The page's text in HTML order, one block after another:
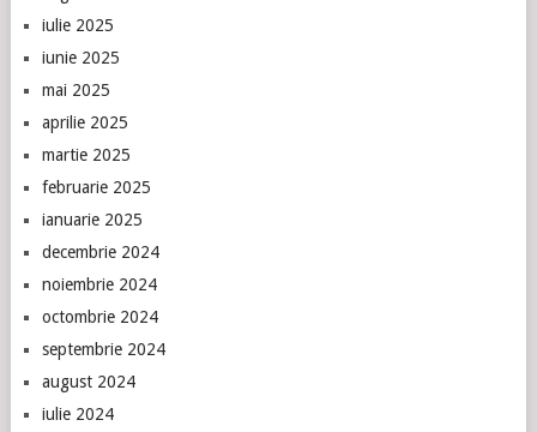
iulie 2025
iunie 2025
mai 2025
aprilie 2025
martie 2025
februarie 2025
ianuarie 2025
decembrie 2024
noiembrie 2024
octombrie 2024
septembrie 2024
august 2024
iulie 2024